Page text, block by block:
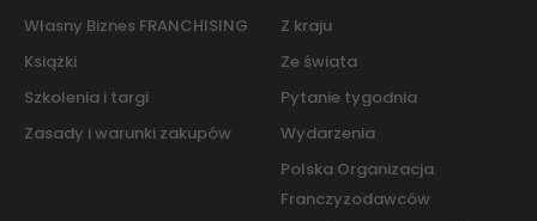
Własny Biznes FRANCHISING
Książki
Szkolenia i targi
Zasady i warunki zakupów
Z kraju
Ze świata
Pytanie tygodnia
Wydarzenia
Polska Organizacja
Franczyzodawców